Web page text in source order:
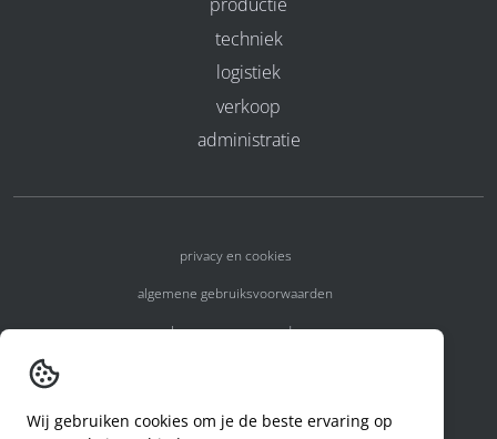
productie
techniek
logistiek
verkoop
administratie
privacy en cookies
algemene gebruiksvoorwaarden
algemene voorwaarden
Wij gebruiken cookies om je de beste ervaring op